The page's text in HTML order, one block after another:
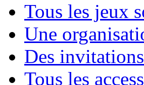
Tous les jeux
Une
Des
Tous les